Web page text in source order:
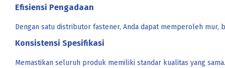
Efisiensi Pengadaan
Dengan satu distributor fastener, Anda dapat memperoleh mur,
Konsistensi Spesifikasi
Memastikan seluruh produk memiliki standar kualitas yang sama.